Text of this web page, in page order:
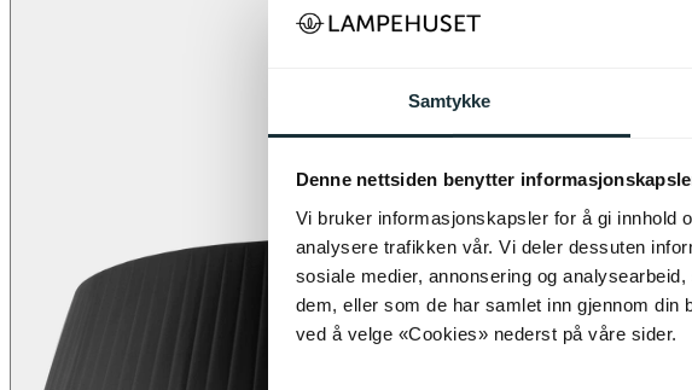
Samtykke
Denne nettsiden benytter
Vi bruker informasjonskapsler for å gi innhold
analysere trafikken vår. Vi deler dessuten
sosiale medier, annonsering og
dem, eller som de har samlet inn gjennom
ved å velge «Cookies» nederst på våre sider.